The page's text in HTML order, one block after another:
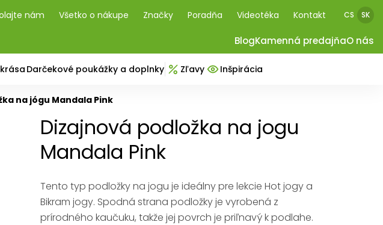
nám Všetko o nákupe Značky Poradňa Videotéka Kontakt CS SK
BlogKamenná predajňaO nás
Darčekové poukážky a doplnky Zľavy Inšpirácia
na jógu Mandala Pink
Dizajnová podložka na jogu
Mandala Pink
Tento typ podložky na jogu je ideálny pre lekcie Hot jogy a
Bikram jogy. Spodná strana podložky je vyrobená z
prírodného kaučuku, takže jej povrch je priľnavý k podlahe.